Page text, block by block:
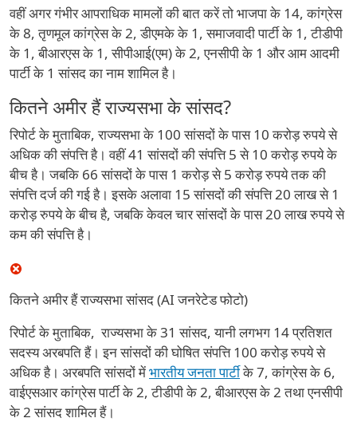
वहीं अगर गंभीर आपराधिक मामलों की बात करें तो भाजपा के 14, कांग्रेस
के 8, तृणमूल कांग्रेस के 2, डीएमके के 1, समाजवादी पार्टी के 1, टीडीपी
के 1, बीआरएस के 1, सीपीआई(एम) के 2, एनसीपी के 1 और आम आदमी
पार्टी के 1 सांसद का नाम शामिल है।
कितने अमीर हैं राज्यसभा के सांसद?
रिपोर्ट के मुताबिक, राज्यसभा के 100 सांसदों के पास 10 करोड़ रुपये से
अधिक की संपत्ति है। वहीं 41 सांसदों की संपत्ति 5 से 10 करोड़ रुपये के
बीच है। जबकि 66 सांसदों के पास 1 करोड़ से 5 करोड़ रुपये तक की
संपत्ति दर्ज की गई है। इसके अलावा 15 सांसदों की संपत्ति 20 लाख से 1
करोड़ रुपये के बीच है, जबकि केवल चार सांसदों के पास 20 लाख रुपये से
कम की संपत्ति है।
कितने अमीर हैं राज्यसभा सांसद (AI जनरेटेड फोटो)
रिपोर्ट के मुताबिक, राज्यसभा के 31 सांसद, यानी लगभग 14 प्रतिशत
सदस्य अरबपति हैं। इन सांसदों की घोषित संपत्ति 100 करोड़ रुपये से
अधिक है। अरबपति सांसदों मेंभारतीय जनता पार्टीके 7, कांग्रेस के 6,
वाईएसआर कांग्रेस पार्टी के 2, टीडीपी के 2, बीआरएस के 2 तथा एनसीपी
के 2 सांसद शामिल हैं।